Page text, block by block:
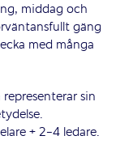
middag och
gäng
med många
sin
+ 2-4 ledare.